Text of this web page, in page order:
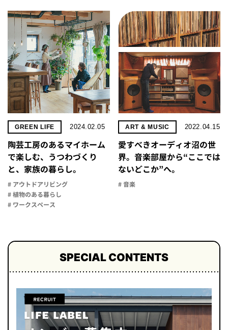
GREEN LIFE 2024.02.05
陶芸工房のあるマイホーム
で楽しむ、うつわづくり
と、家族の暮らし。
# アウトドアリビング
# 植物のある暮らし
# ワークスペース
ART & MUSIC 2022.04.15
愛すべきオーディオ沼の世
界。音楽部屋から“ここでは
ないどこか”へ。
# 音楽
SPECIAL CONTENTS